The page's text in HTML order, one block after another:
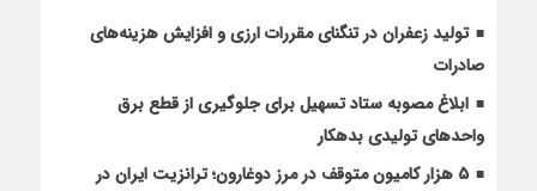
تولید زعفران در تنگنای مقررات ارزی و افزایش هزینه‌های
صادرات
ابلاغ مصوبه ستاد تسهیل برای جلوگیری از قطع برق
واحدهای تولیدی بدهکار
5 هزار کامیون متوقف در مرز دوغارون؛ ترانزیت ایران در